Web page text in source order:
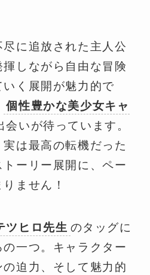
に追放された主人公
しながら自由な冒険
く展開が魅力的で
個性豊かな美少女キャ
会いが待っています。
は最高の転機だった
ーリー展開に、ペー
ません！
ツヒロ先生 のタッグに
一つ。キャラクター
迫力、そして魅力的